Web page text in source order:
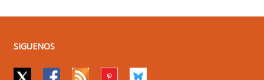
SIGUENOS